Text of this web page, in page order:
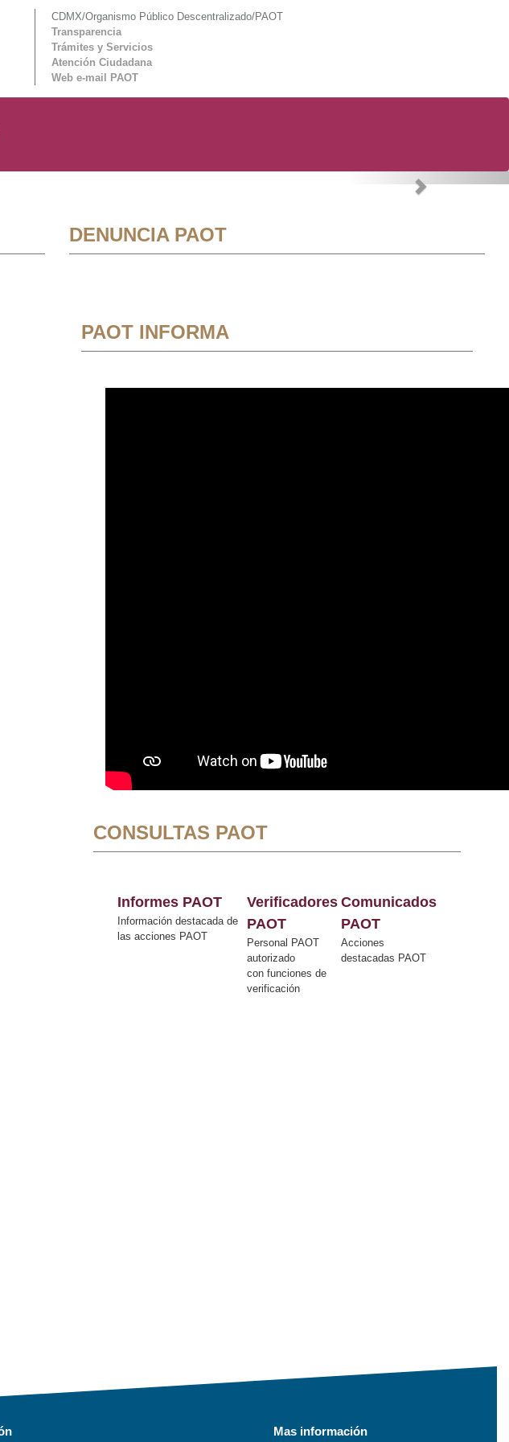
CDMX/Organismo Público Descentralizado/PAOT
Transparencia
Trámites y Servicios
Atención Ciudadana
Web e-mail PAOT
Next
DENUNCIA PAOT
PAOT INFORMA
CONSULTAS PAOT
Informes PAOT
Información destacada de
las acciones PAOT
Verificadores
PAOT
Personal PAOT
autorizado
con funciones de
verificación
Comunicados
PAOT
Acciones
destacadas PAOT
Mas información